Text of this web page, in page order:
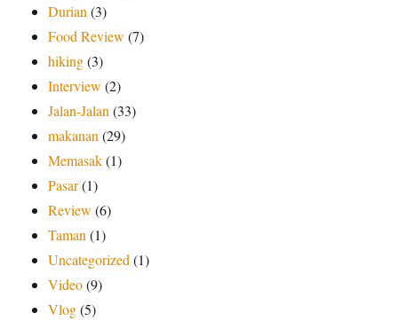
Durian (3)
Food Review (7)
hiking(3)
Interview (2)
Jalan-Jalan (33)
makanan (29)
Memasak(1)
Pasar(1)
Review (6)
Taman (1)
Uncategorized (1)
Video(9)
Vlog(5)